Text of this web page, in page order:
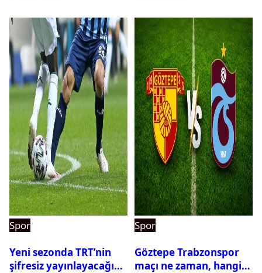
Spor
Yeni sezonda TRT’nin
şifresiz yayınlayacağı
Spor
Göztepe Trabzonspor
maçı ne zaman, hangi